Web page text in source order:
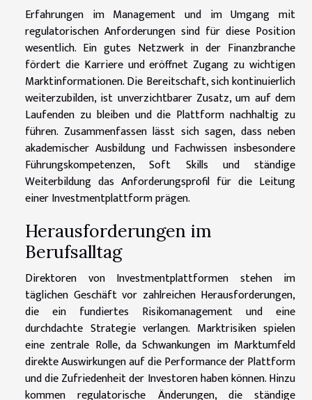
Erfahrungen im Management und im Umgang mit
regulatorischen Anforderungen sind für diese Position
wesentlich. Ein gutes Netzwerk in der Finanzbranche
fördert die Karriere und eröffnet Zugang zu wichtigen
Marktinformationen. Die Bereitschaft, sich kontinuierlich
weiterzubilden, ist unverzichtbarer Zusatz, um auf dem
Laufenden zu bleiben und die Plattform nachhaltig zu
führen. Zusammenfassen lässt sich sagen, dass neben
akademischer Ausbildung und Fachwissen insbesondere
Führungskompetenzen, Soft Skills und ständige
Weiterbildung das Anforderungsprofil für die Leitung
einer Investmentplattform prägen.
Herausforderungen im
Berufsalltag
Direktoren von Investmentplattformen stehen im
täglichen Geschäft vor zahlreichen Herausforderungen,
die ein fundiertes Risikomanagement und eine
durchdachte Strategie verlangen. Marktrisiken spielen
eine zentrale Rolle, da Schwankungen im Marktumfeld
direkte Auswirkungen auf die Performance der Plattform
und die Zufriedenheit der Investoren haben können. Hinzu
kommen regulatorische Änderungen, die ständige